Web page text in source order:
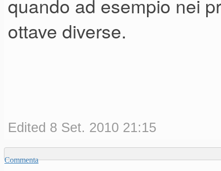
quando ad esempio nei
ottave diverse.
Edited 8 Set. 2010 21:15
Commenta